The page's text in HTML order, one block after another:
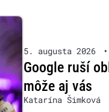
5. augusta 2026 •
Google ruší
môže aj vás
Katarína Šimková